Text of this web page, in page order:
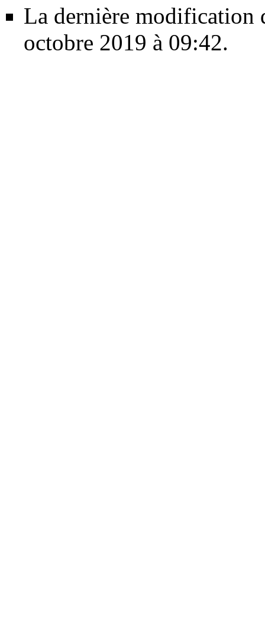
La dernière modification
octobre 2019 à 09:42.